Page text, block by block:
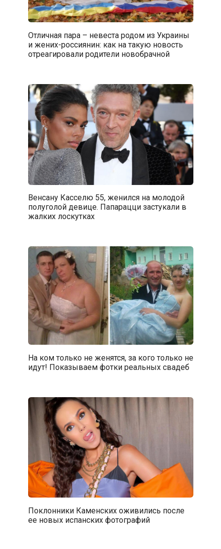
Отличная пара – невеста родом из Украины
и жених-россиянин: как на такую новость
отреагировали родители новобрачной
Венсану Касселю 55, женился на молодой
полуголой девице. Папарацци застукали в
жалких лоскутках
На ком только не женятся, за кого только не
идут! Показываем фотки реальных свадеб
Поклонники Каменских оживились после
ее новых испанских фотографий